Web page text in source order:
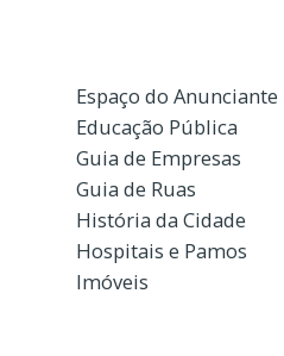
Espaço do Anunciante
Educação Pública
Guia de Empresas
Guia de Ruas
História da Cidade
Hospitais e Pamos
Imóveis